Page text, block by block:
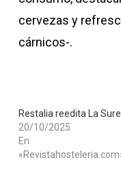
cervezas y
cárnicos-.
Restalia reedita La
20/10/2025
En